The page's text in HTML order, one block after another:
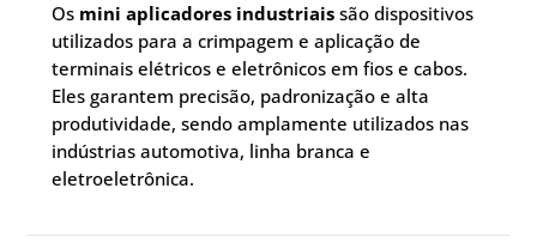
Os mini aplicadores industriais são dispositivos
utilizados para a crimpagem e aplicação de
terminais elétricos e eletrônicos em fios e cabos.
Eles garantem precisão, padronização e alta
produtividade, sendo amplamente utilizados nas
indústrias automotiva, linha branca e
eletroeletrônica.